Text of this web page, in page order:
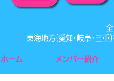
東海地方(愛知･岐阜･三重
ホーム メンバー紹介